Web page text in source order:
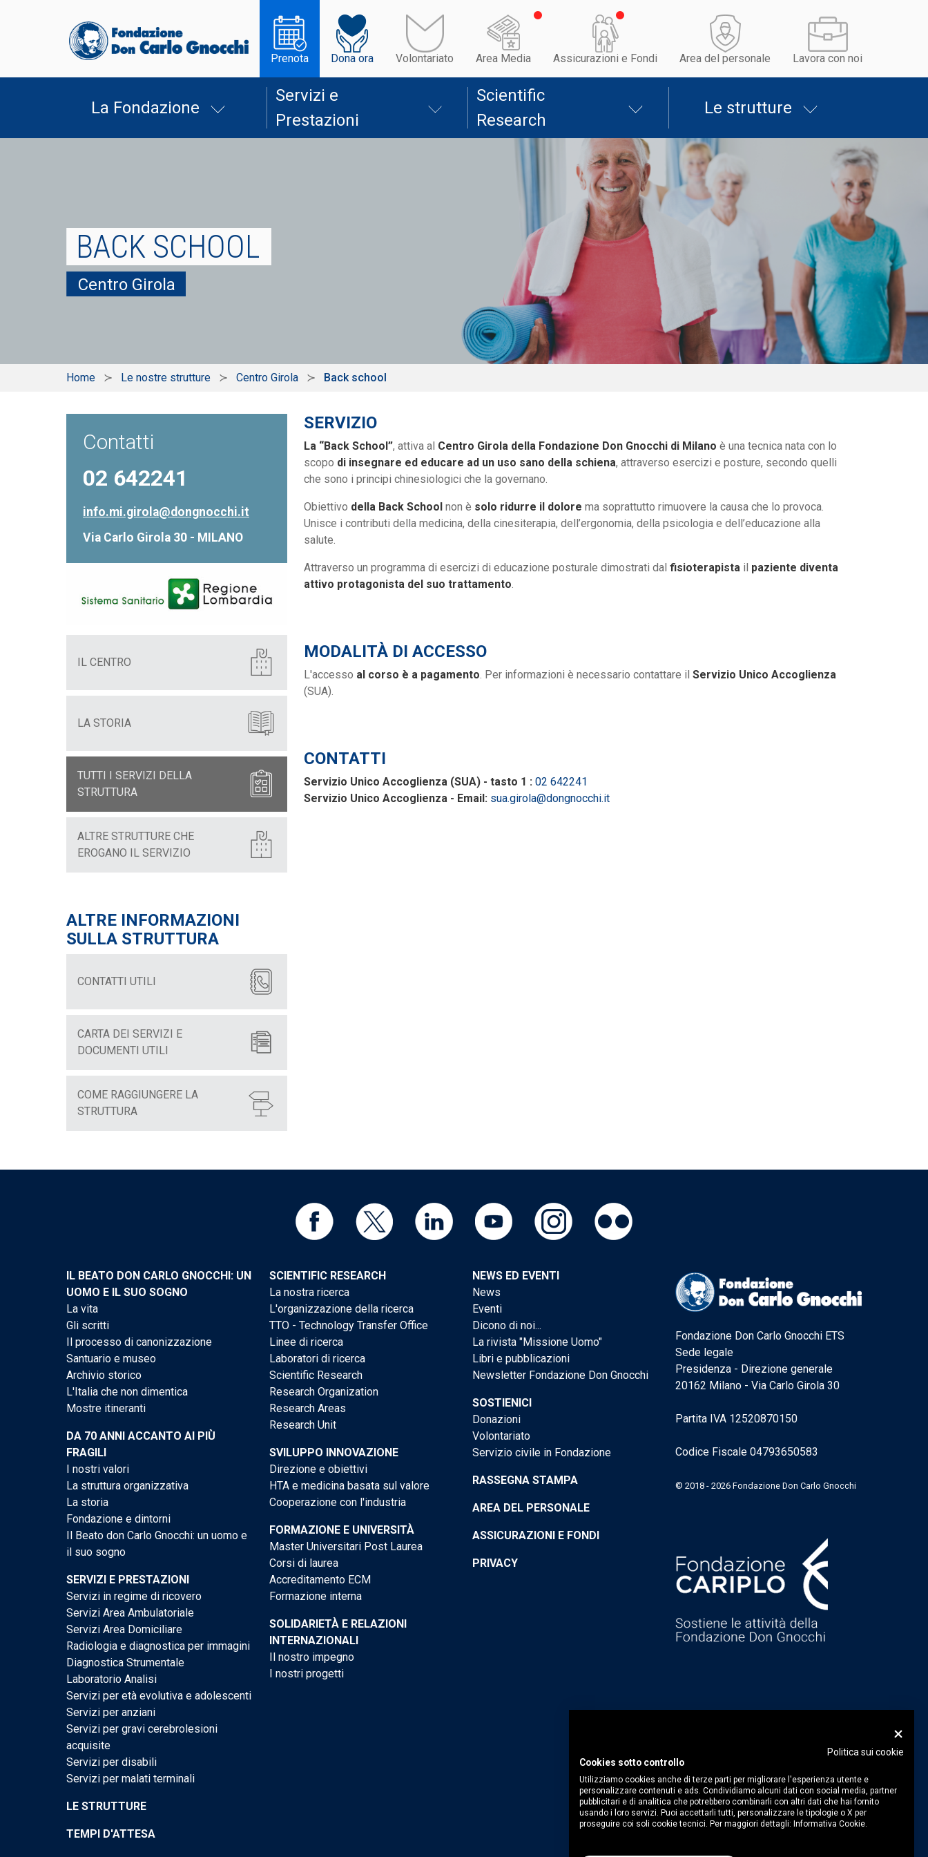
Prenota Dona ora Volontariato Area Media Assicurazioni e Fondi Area del personale Lavora con noi
La Fondazione
Servizi e
Prestazioni
Scientific
Research
Le strutture
BACK SCHOOL
Centro Girola
Home Le nostre strutture Centro Girola Back school
Contatti
02 642241
info.mi.girola@dongnocchi.it
Via Carlo Girola 30 - MILANO
IL CENTRO
LA STORIA
TUTTI I SERVIZI DELLA
STRUTTURA
ALTRE STRUTTURE CHE
EROGANO IL SERVIZIO
ALTRE INFORMAZIONI
SULLA STRUTTURA
CONTATTI UTILI
CARTA DEI SERVIZI E
DOCUMENTI UTILI
COME RAGGIUNGERE LA
STRUTTURA
SERVIZIO
La “Back School”, attiva al Centro Girola della Fondazione Don Gnocchi di Milano è una tecnica nata con lo
scopo di insegnare ed educare ad un uso sano della schiena, attraverso esercizi e posture, secondo quelli
che sono i principi chinesiologici che la governano.
Obiettivo della Back School non è solo ridurre il dolore ma soprattutto rimuovere la causa che lo provoca.
Unisce i contributi della medicina, della cinesiterapia, dell’ergonomia, della psicologia e dell’educazione alla
salute.
Attraverso un programma di esercizi di educazione posturale dimostrati dal fisioterapista il paziente diventa
attivo protagonista del suo trattamento.
MODALITÀ DI ACCESSO
L'accesso al corso è a pagamento. Per informazioni è necessario contattare il Servizio Unico Accoglienza
(SUA).
CONTATTI
Servizio Unico Accoglienza (SUA) - tasto 1 : 02 642241
Servizio Unico Accoglienza - Email: sua.girola@dongnocchi.it
IL BEATO DON CARLO GNOCCHI: UN
UOMO E IL SUO SOGNO
La vita
Gli scritti
Il processo di canonizzazione
Santuario e museo
Archivio storico
L'Italia che non dimentica
Mostre itineranti
DA 70 ANNI ACCANTO AI PIÙ
FRAGILI
I nostri valori
La struttura organizzativa
La storia
Fondazione e dintorni
Il Beato don Carlo Gnocchi: un uomo e
il suo sogno
SERVIZI E PRESTAZIONI
Servizi in regime di ricovero
Servizi Area Ambulatoriale
Servizi Area Domiciliare
Radiologia e diagnostica per immagini
Diagnostica Strumentale
Laboratorio Analisi
Servizi per età evolutiva e adolescenti
Servizi per anziani
Servizi per gravi cerebrolesioni
acquisite
Servizi per disabili
Servizi per malati terminali
LE STRUTTURE
TEMPI D'ATTESA
SCIENTIFIC RESEARCH
La nostra ricerca
L'organizzazione della ricerca
TTO - Technology Transfer Office
Linee di ricerca
Laboratori di ricerca
Scientific Research
Research Organization
Research Areas
Research Unit
SVILUPPO INNOVAZIONE
Direzione e obiettivi
HTA e medicina basata sul valore
Cooperazione con l'industria
FORMAZIONE E UNIVERSITÀ
Master Universitari Post Laurea
Corsi di laurea
Accreditamento ECM
Formazione interna
SOLIDARIETÀ E RELAZIONI
INTERNAZIONALI
Il nostro impegno
I nostri progetti
NEWS ED EVENTI
News
Eventi
Dicono di noi...
La rivista "Missione Uomo"
Libri e pubblicazioni
Newsletter Fondazione Don Gnocchi
SOSTIENICI
Donazioni
Volontariato
Servizio civile in Fondazione
RASSEGNA STAMPA
AREA DEL PERSONALE
ASSICURAZIONI E FONDI
PRIVACY
Fondazione Don Carlo Gnocchi ETS
Sede legale
Presidenza - Direzione generale
20162 Milano - Via Carlo Girola 30
Partita IVA 12520870150
Codice Fiscale 04793650583
© 2018 - 2026 Fondazione Don Carlo Gnocchi
Politica sui cookie
Cookies sotto controllo
Utilizziamo cookies anche di terze parti per migliorare l'esperienza utente e
personalizzare contenuti e ads. Condividiamo alcuni dati con social media, partner
pubblicitari e di analitica che potrebbero combinarli con altri dati che hai fornito
usando i loro servizi. Puoi accettarli tutti, personalizzare le tipologie o X per
proseguire coi soli cookie tecnici. Per maggiori dettagli: Informativa Cookie.